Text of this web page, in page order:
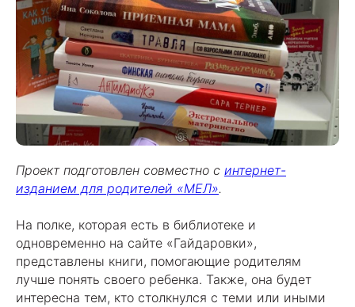
Проект подготовлен совместно с интернет-
изданием для родителей «МЕЛ».
На полке, которая есть в библиотеке и
одновременно на сайте «Гайдаровки»,
представлены книги, помогающие родителям
лучше понять своего ребенка. Также, она будет
интересна тем, кто столкнулся с теми или иными